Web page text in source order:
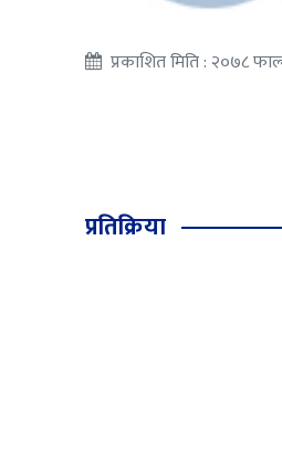
प्रकाशित मिति : २०७८
प्रतिक्रिया